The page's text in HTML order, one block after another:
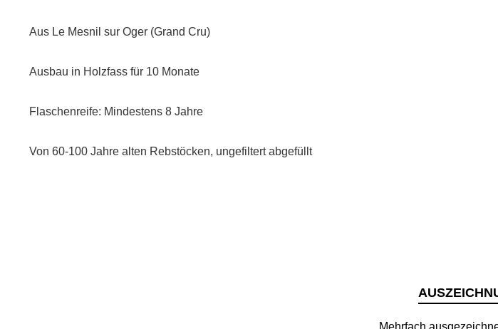
Aus Le Mesnil sur Oger (Grand Cru)
Ausbau in Holzfass für 10 Monate
Flaschenreife: Mindestens 8 Jahre
Von 60-100 Jahre alten Rebstöcken, ungefiltert abgefüllt
Mehrfach